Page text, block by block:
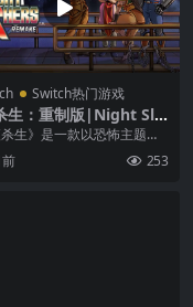
Switch热门游戏
生：重制版|Night Sla
Remake中文
杀生》是一款以恐怖主题格
这个噩梦般的世界里充满
物和难以言表...
253